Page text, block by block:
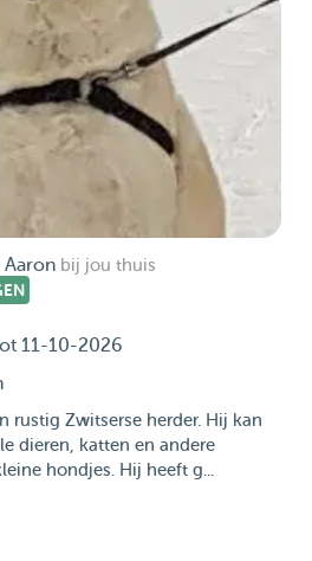
Aaron bij jou thuis
11-10-2026
rustig Zwitserse herder. Hij kan
dieren, katten en andere
hondjes. Hij heeft g...